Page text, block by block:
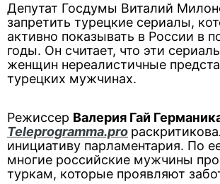
Депутат Госдумы Виталий
запретить турецкие сериалы,
активно показывать в России в
годы. Он считает, что эти
женщин нереалистичные
турецких мужчинах.
Режиссер Валерия Гай
Teleprogramma.pro
инициативу парламентария. По
многие российские мужчины
туркам, которые проявляют